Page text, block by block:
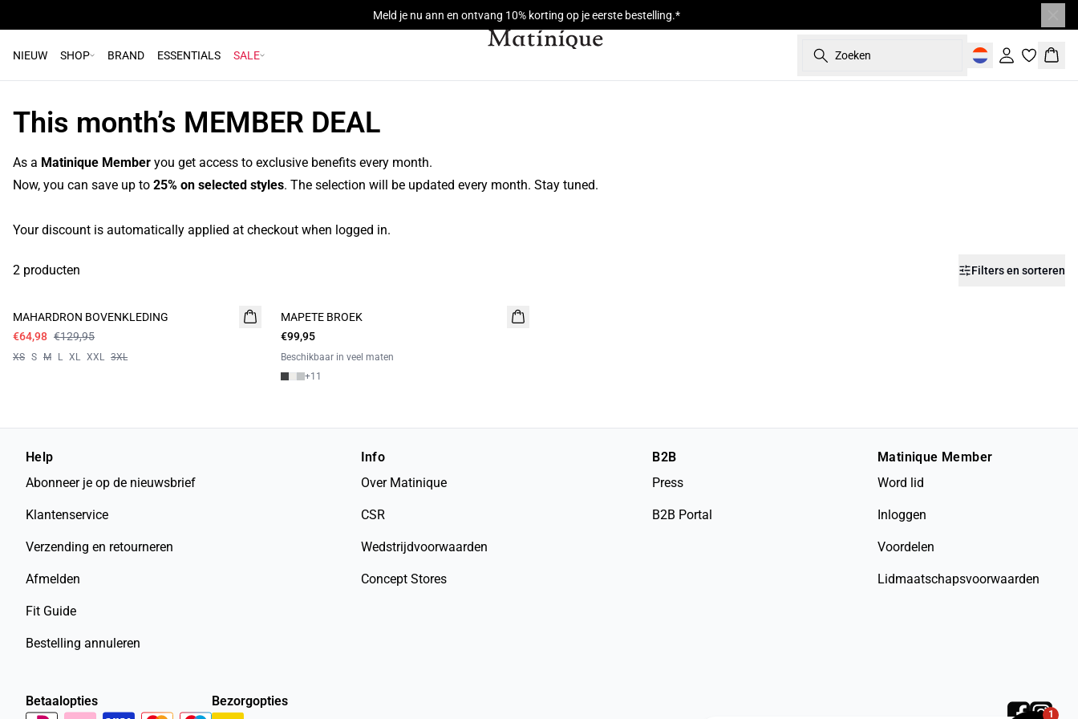
Meld je nu ann en ontvang 10% korting op je eerste bestelling.*
NIEUW SHOP BRAND ESSENTIALS SALE Zoeken
Inloggen
This month’s MEMBER DEAL
As a Matinique Member you get access to exclusive benefits every month.
Now, you can save up to 25% on selected styles. The selection will be updated every month. Stay tuned.
Your discount is automatically applied at checkout when logged in.
2 producten Filters en sorteren
MAHARDRON BOVENKLEDING
€64,98 €129,95
XS S M L XL XXL 3XL
MAPETE BROEK
€99,95
Beschikbaar in veel maten
+11
Help
Abonneer je op de nieuwsbrief
Klantenservice
Verzending en retourneren
Afmelden
Fit Guide
Bestelling annuleren
Info
Over Matinique
CSR
Wedstrijdvoorwaarden
Concept Stores
B2B
Press
B2B Portal
Matinique Member
Word lid
Inloggen
Voordelen
Lidmaatschapsvoorwaarden
Betaalopties Bezorgopties
1